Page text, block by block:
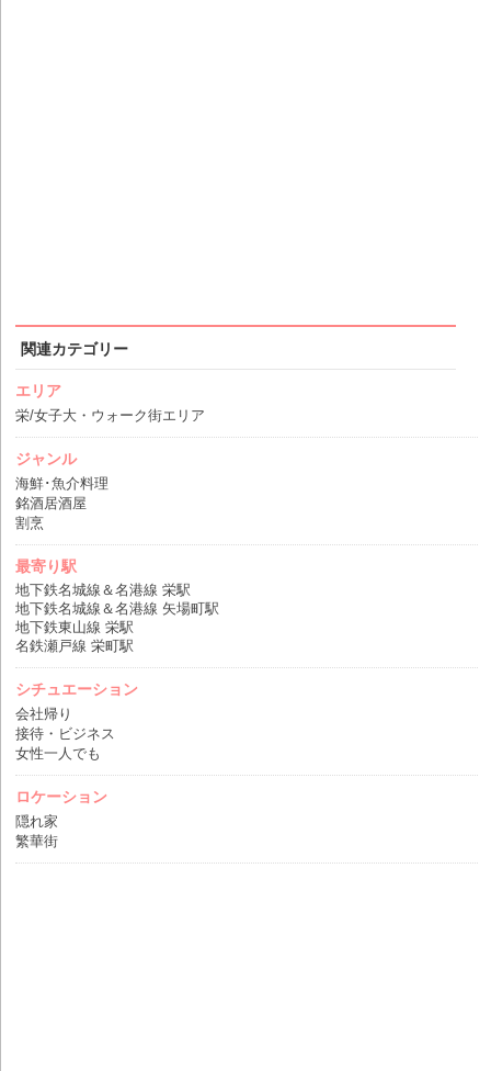
関連カテゴリー
エリア
栄/女子大・ウォーク街エリア
ジャンル
海鮮･魚介料理
銘酒居酒屋
割烹
最寄り駅
地下鉄名城線＆名港線 栄駅
地下鉄名城線＆名港線 矢場町駅
地下鉄東山線 栄駅
名鉄瀬戸線 栄町駅
シチュエーション
会社帰り
接待・ビジネス
女性一人でも
ロケーション
隠れ家
繁華街